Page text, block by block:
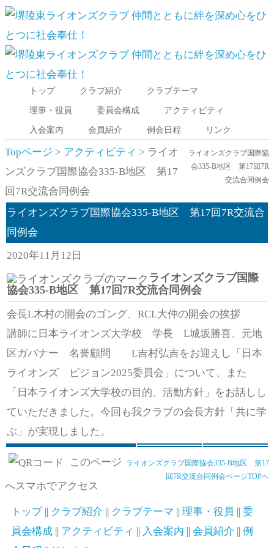
Menu
トップ クラブ紹介 クラブテーマ
理事・役員 委員会構成 アクティビティ
入会案内 会員紹介 例会日程 リンク
Topページ > アクティビティ > ライオ
ンズクラブ国際協会335-B地区 第17
回7R交流合同例会
ライオンズクラブ国際協
会335-B地区 第17回7R
交流合同例会
ライオンズクラブ国際協会335-B地区 第17回7R交流合
同例会
2020年11月12日
ライオンズクラブ国際
協会335-B地区 第17回7R交流合同例会
会長L木村の開会のゴング、RCL大仲の開会の挨拶
講師に日本ライオンズ大学校 学長 L城坂勝喜、元地
区ガバナー 名誉顧問 L吉村弘吉をお迎えし「日本
ライオンズ ビジョン2025委員会」について、また
「日本ライオンズ大学校の目的、活動方針」をお話しし
ていただきました。今回も我クラブの会長方針「共に学
ぶ」が実現しました。
このページ
へスマホでアクセス
ライオンズクラブ国際協会335-B地区 第17
回7R交流合同例会ページTOPへ
トップ|| クラブ紹介 || クラブテーマ || 理事・役員 || 委
員会構成 || アクティビティ || 入会案内 || 会員紹介 || 例